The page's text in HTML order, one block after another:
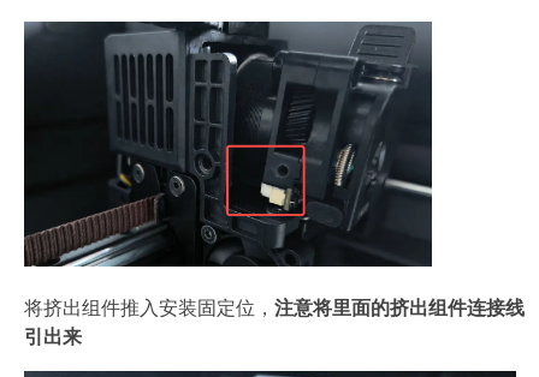
将挤出组件推入安装固定位， 注意将里面的挤出组件连接线
引出来